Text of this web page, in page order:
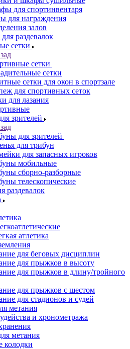
для спортинвентаря
для награждения
залов
раздевалок
сетки
сетки
сетки
сетки для окон в спортзале
для спортивных сеток
для лазания
зрителей
для зрителей
для трибун
для запасных игроков
мобильные
сборно-разборные
телескопические
раздевалок
атлетика
для беговых дисциплин
для прыжков в высоту
для прыжков в длину/тройного
для прыжков с шестом
для стадионов и судей
метания
и хронометража
метания
колодки